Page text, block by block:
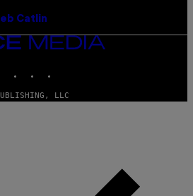
Catlin
LLC